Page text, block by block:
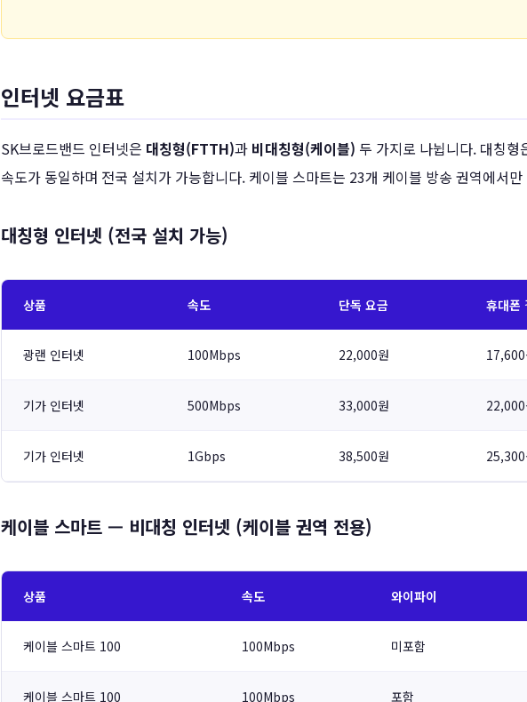
인터넷 요금표
SK브로드밴드 인터넷은 대칭형(FTTH)과 비대칭형(케이블) 두 가지로 나뉩니다. 대칭형
속도가 동일하며 전국 설치가 가능합니다. 케이블 스마트는 23개 케이블 방송 권역에서
대칭형 인터넷 (전국 설치 가능)
상품 속도 단독 요금 휴대폰
광랜 인터넷 100Mbps 22,000원 17,600
기가 인터넷 500Mbps 33,000원 22,000
기가 인터넷 1Gbps 38,500원 25,300
케이블 스마트 — 비대칭 인터넷 (케이블 권역 전용)
상품 속도 와이파이
케이블 스마트 100 100Mbps 미포함
케이블 스마트 100 100Mbps 포함